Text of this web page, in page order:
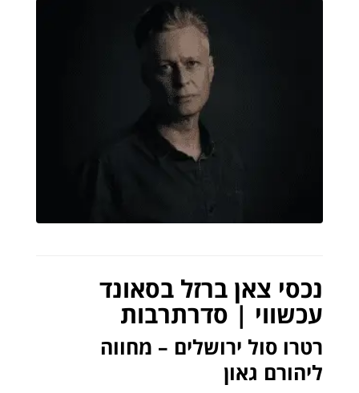
נכסי צאן ברזל בסאונד
עכשווי | סדרתרבות
רטרו סול ירושלים – מחווה
ליהורם גאון